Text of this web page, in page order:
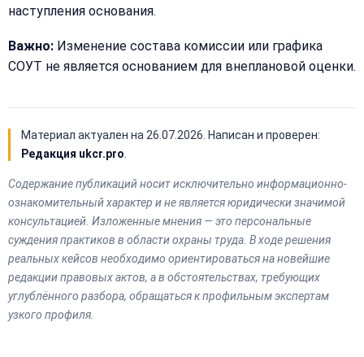
наступления основания.
Важно: Изменение состава комиссии или графика
СОУТ не является основанием для внеплановой оценки.
Материал актуален на 26.07.2026 . Написан и проверен:
Редакция ukcr.pro
Содержание публикаций носит исключительно информационно-
ознакомительный характер и не является юридически значимой
консультацией. Изложенные мнения — это персональные
суждения практиков в области охраны труда. В ходе решения
реальных кейсов необходимо ориентироваться на новейшие
редакции правовых актов, а в обстоятельствах, требующих
углублённого разбора, обращаться к профильным экспертам
узкого профиля.